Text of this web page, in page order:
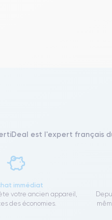
est l'expert français
immédiat
votre ancien appareil,
des économies.